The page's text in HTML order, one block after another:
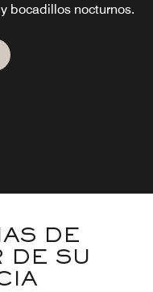
bocadillos nocturnos.
de hielo, periódicos,
días de la semana,
llevar.
DE
DE SU